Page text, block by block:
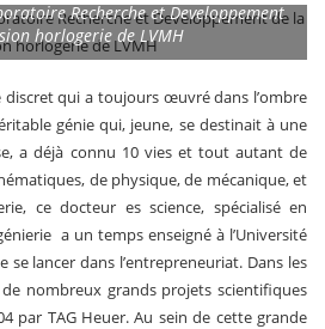
Recherche et Developpement
horlogerie de LVMH
qui a toujours œuvré dans l’ombre
génie qui, jeune, se destinait à une
a déjà connu 10 vies et tout autant de
de physique, de mécanique, et
ce docteur es science, spécialisé en
a un temps enseigné à l’Université
se lancer dans l’entrepreneuriat. Dans les
nombreux grands projets scientifiques
par TAG Heuer. Au sein de cette grande